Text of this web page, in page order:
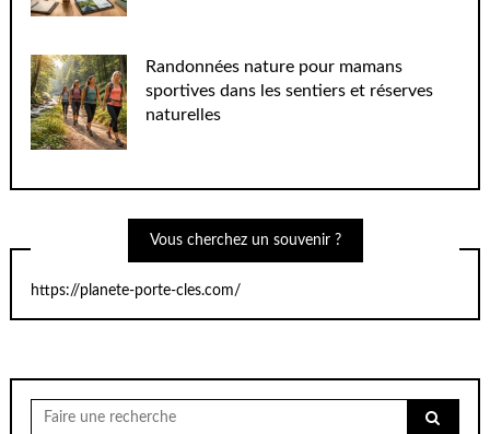
Randonnées nature pour mamans
sportives dans les sentiers et réserves
naturelles
Vous cherchez un souvenir ?
https://planete-porte-cles.com/
Chercher
pour: